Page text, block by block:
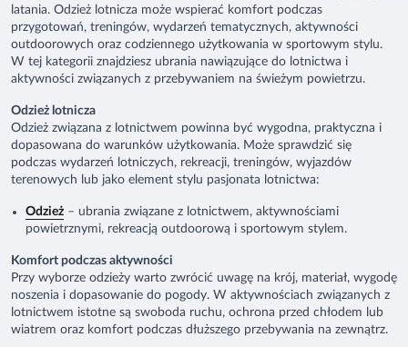
latania. Odzież lotnicza może wspierać komfort podczas
przygotowań, treningów, wydarzeń tematycznych, aktywności
outdoorowych oraz codziennego użytkowania w sportowym stylu.
W tej kategorii znajdziesz ubrania nawiązujące do lotnictwa i
aktywności związanych z przebywaniem na świeżym powietrzu.
Odzież lotnicza
Odzież związana z lotnictwem powinna być wygodna, praktyczna i
dopasowana do warunków użytkowania. Może sprawdzić się
podczas wydarzeń lotniczych, rekreacji, treningów, wyjazdów
terenowych lub jako element stylu pasjonata lotnictwa:
Odzież – ubrania związane z lotnictwem, aktywnościami
powietrznymi, rekreacją outdoorową i sportowym stylem.
Komfort podczas aktywności
Przy wyborze odzieży warto zwrócić uwagę na krój, materiał, wygodę
noszenia i dopasowanie do pogody. W aktywnościach związanych z
lotnictwem istotne są swoboda ruchu, ochrona przed chłodem lub
wiatrem oraz komfort podczas dłuższego przebywania na zewnątrz.